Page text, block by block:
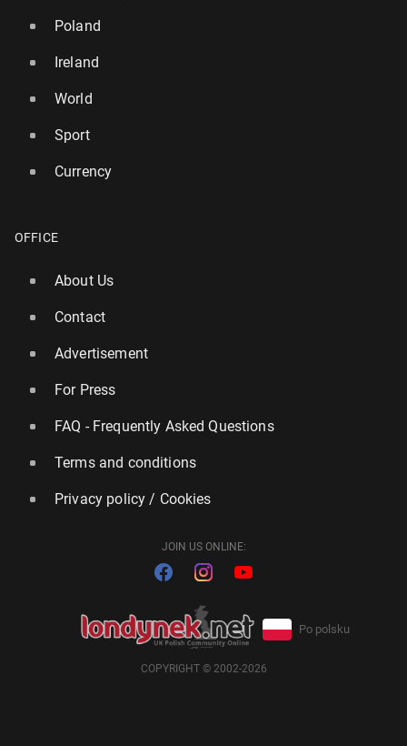
Poland
Ireland
World
Sport
Currency
OFFICE
About Us
Contact
Advertisement
For Press
FAQ - Frequently Asked Questions
Terms and conditions
Privacy policy / Cookies
JOIN US ONLINE:
Po polsku
COPYRIGHT © 2002-2026